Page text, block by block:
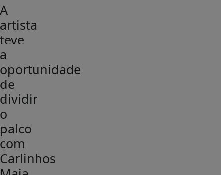
A
artista
teve
a
oportunidade
de
dividir
o
palco
com
Carlinhos